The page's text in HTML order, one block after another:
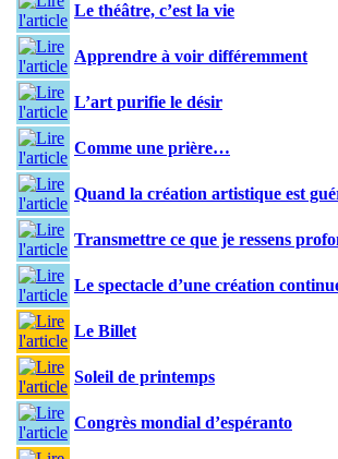
Le théâtre, c’est la vie
Apprendre à voir différemment
L’art purifie le désir
Comme une prière…
Quand la création artistique est
Transmettre ce que je ressens
Le spectacle d’une création
Le Billet
Soleil de printemps
Congrès mondial d’espéranto